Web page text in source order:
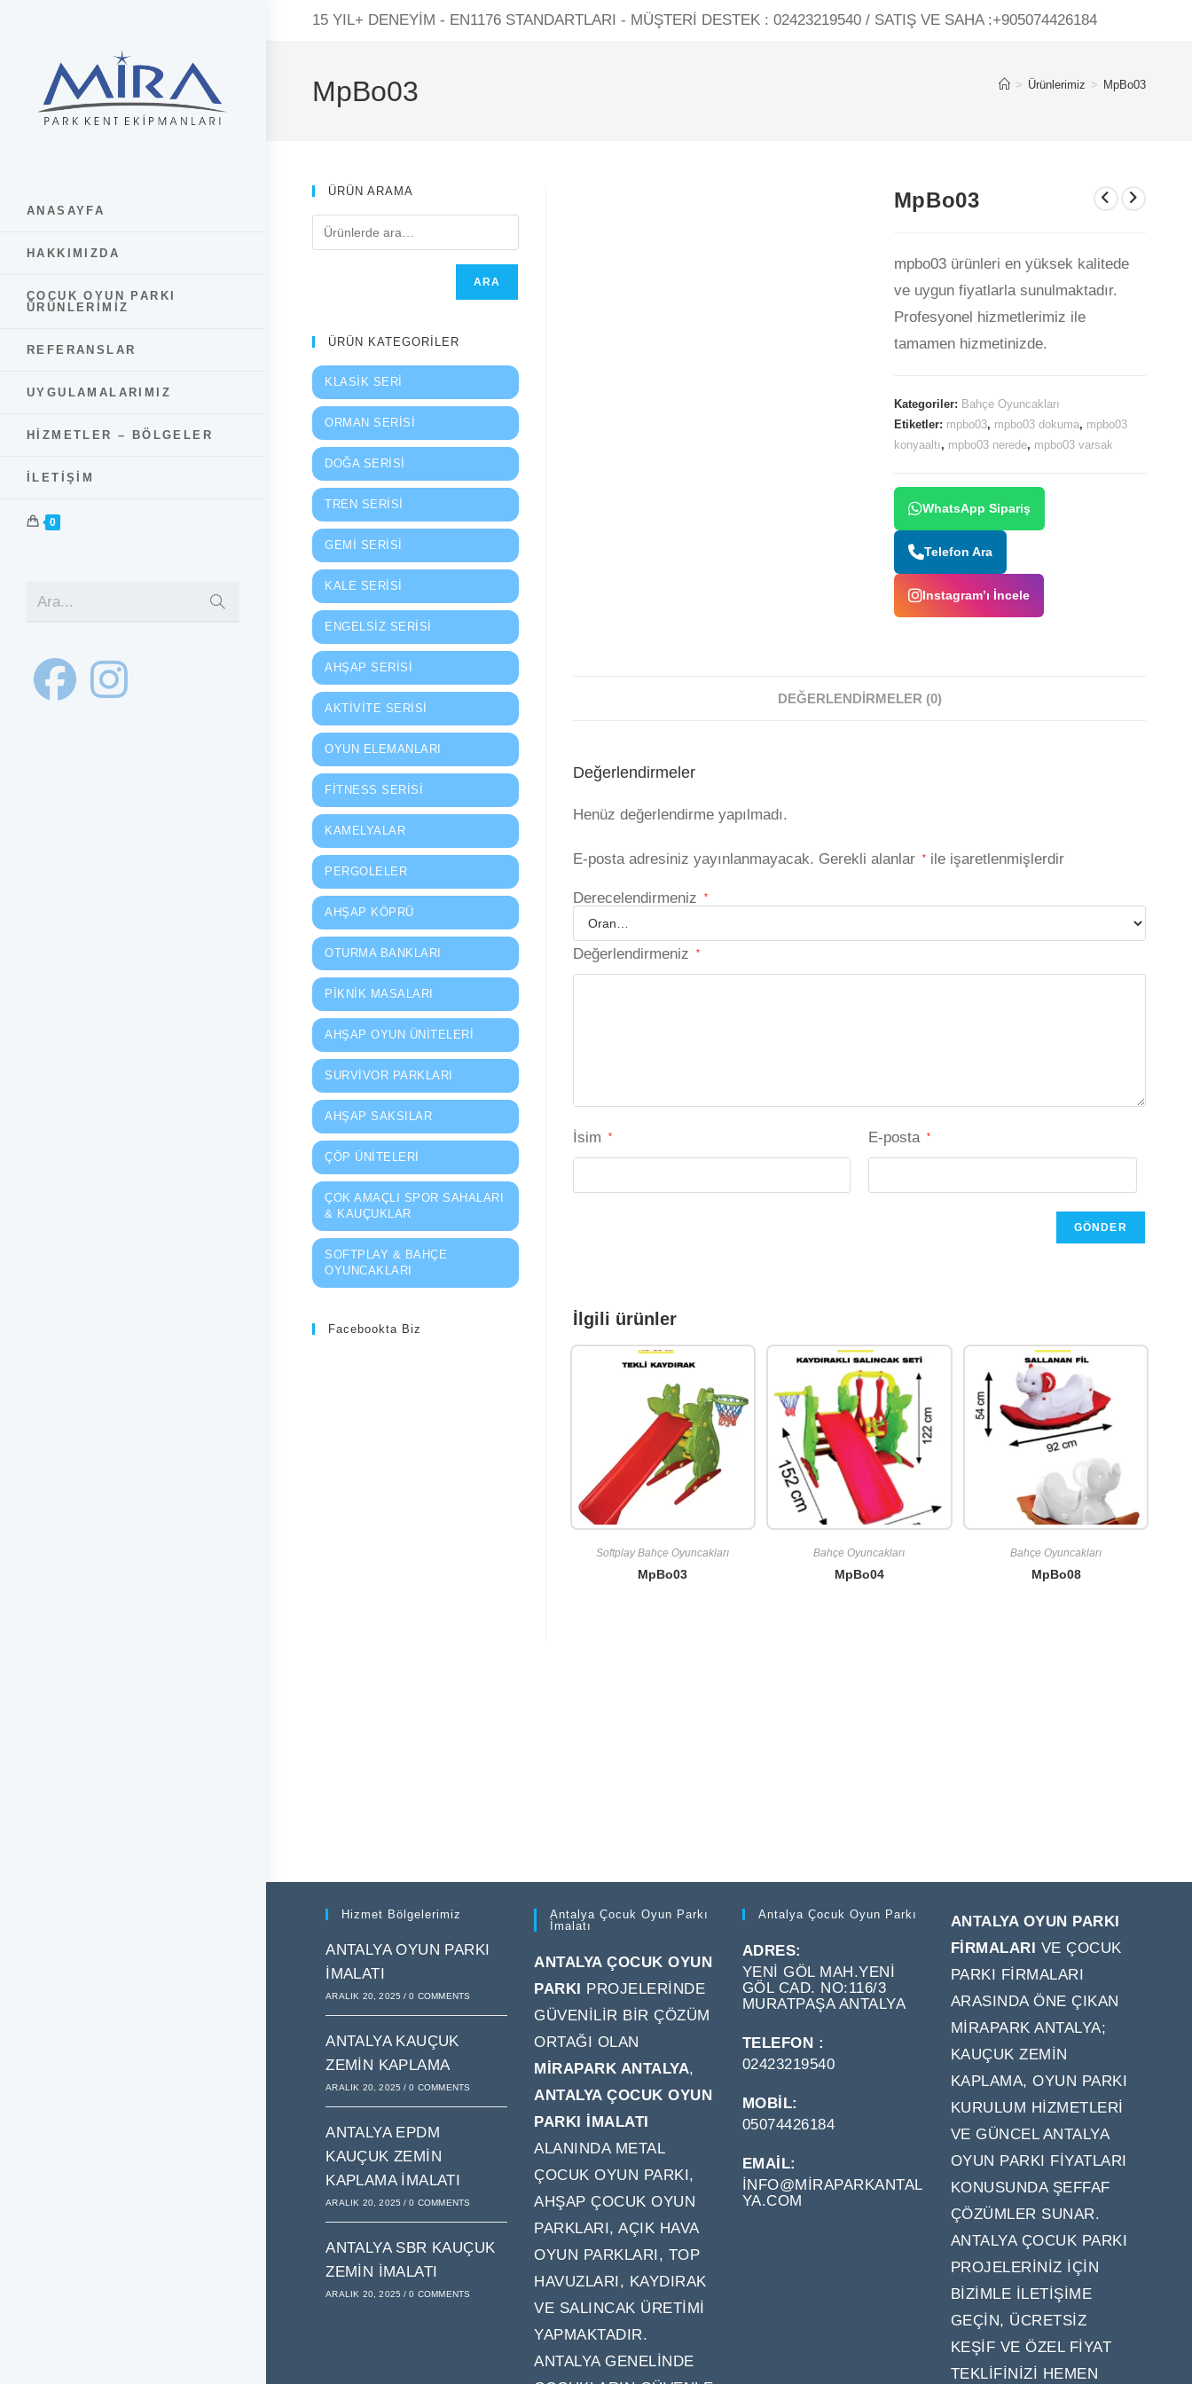
15 YIL+ DENEYİM - EN1176 STANDARTLARI - MÜŞTERI DESTEK : 02423219540 / SATIŞ VE SAHA :+905074426184
ANASAYFA
HAKKIMIZDA
ÇOCUK OYUN PARKI
ÜRÜNLERIMIZ
REFERANSLAR
UYGULAMALARIMIZ
HIZMETLER – BÖLGELER
İLETIŞIM
0
Ara...
search
MpBo03 > Ürünlerimiz > MpBo03
MpBo03
mpbo03 ürünleri en yüksek kalitede
ve uygun fiyatlarla sunulmaktadır.
Profesyonel hizmetlerimiz ile
tamamen hizmetinizde.
Kategoriler: Bahçe Oyuncakları
Etiketler: mpbo03, mpbo03 dokuma, mpbo03
konyaaltı, mpbo03 nerede, mpbo03 varsak
WhatsApp Sipariş
Telefon Ara
Instagram’ı İncele
DEĞERLENDIRMELER (0)
Değerlendirmeler
Henüz değerlendirme yapılmadı.
E-posta adresiniz yayınlanmayacak. Gerekli alanlar * ile işaretlenmişlerdir
Derecelendirmeniz *
Değerlendirmeniz *
İsim * E-posta *
İlgili ürünler
Softplay Bahçe Oyuncakları
MpBo03
Bahçe Oyuncakları
MpBo04
Bahçe Oyuncakları
MpBo08
ÜRÜN ARAMA
ARA
ÜRÜN KATEGORİLER
KLASIK SERI
ORMAN SERISI
DOĞA SERISI
TREN SERISI
GEMI SERISI
KALE SERISI
ENGELSIZ SERISI
AHŞAP SERISI
AKTIVITE SERISI
OYUN ELEMANLARI
FITNESS SERISI
KAMELYALAR
PERGOLELER
AHŞAP KÖPRÜ
OTURMA BANKLARI
PIKNIK MASALARI
AHŞAP OYUN ÜNITELERI
SURVIVOR PARKLARI
AHŞAP SAKSILAR
ÇÖP ÜNITELERI
ÇOK AMAÇLI SPOR SAHALARI
& KAUÇUKLAR
SOFTPLAY & BAHÇE
OYUNCAKLARI
Facebookta Biz
Hizmet Bölgelerimiz
ANTALYA OYUN PARKI
İMALATI
ARALIK 20, 2025 / 0 COMMENTS
ANTALYA KAUÇUK
ZEMIN KAPLAMA
ARALIK 20, 2025 / 0 COMMENTS
ANTALYA EPDM
KAUÇUK ZEMIN
KAPLAMA İMALATI
ARALIK 20, 2025 / 0 COMMENTS
ANTALYA SBR KAUÇUK
ZEMIN İMALATI
ARALIK 20, 2025 / 0 COMMENTS
Antalya Çocuk Oyun Parkı
İmalatı
ANTALYA ÇOCUK OYUN
PARKI PROJELERINDE
GÜVENILIR BIR ÇÖZÜM
ORTAĞI OLAN
MIRAPARK ANTALYA,
ANTALYA ÇOCUK OYUN
PARKI IMALATI
ALANINDA METAL
ÇOCUK OYUN PARKI,
AHŞAP ÇOCUK OYUN
PARKLARI, AÇIK HAVA
OYUN PARKLARI, TOP
HAVUZLARI, KAYDIRAK
VE SALINCAK ÜRETIMI
YAPMAKTADIR.
ANTALYA GENELINDE
Antalya Çocuk Oyun Parkı
ADRES:
YENI GÖL MAH.YENI
GÖL CAD. NO:116/3
MURATPAŞA ANTALYA
TELEFON :
02423219540
MOBIL:
05074426184
EMAIL:
INFO@MIRAPARKANTAL
YA.COM
ANTALYA OYUN PARKI
FIRMALARI VE ÇOCUK
PARKI FIRMALARI
ARASINDA ÖNE ÇIKAN
MIRAPARK ANTALYA;
KAUÇUK ZEMIN
KAPLAMA, OYUN PARKI
KURULUM HIZMETLERI
VE GÜNCEL ANTALYA
OYUN PARKI FIYATLARI
KONUSUNDA ŞEFFAF
ÇÖZÜMLER SUNAR.
ANTALYA ÇOCUK PARKI
PROJELERINIZ IÇIN
BIZIMLE ILETIŞIME
GEÇIN, ÜCRETSIZ
KEŞIF VE ÖZEL FIYAT
TEKLIFINIZI HEMEN